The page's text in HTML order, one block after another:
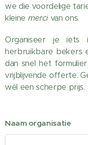
we die voordelige
kleine merci van ons.
Organiseer je iets
herbruikbare bekers
dan snel het
vrijblijvende offerte.
wél een scherpe prijs.
Naam organisatie